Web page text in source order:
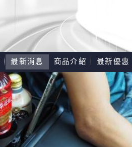
最新消息 商品介紹 最新優惠